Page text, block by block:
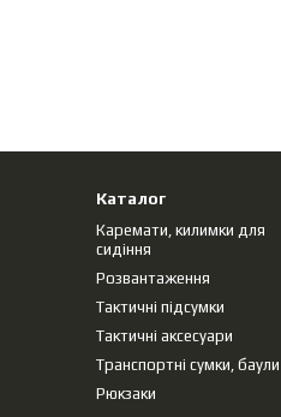
Каталог
Каремати, килимки для
сидіння
Розвантаження
Тактичні підсумки
Тактичні аксесуари
Транспортні сумки, баули
Рюкзаки